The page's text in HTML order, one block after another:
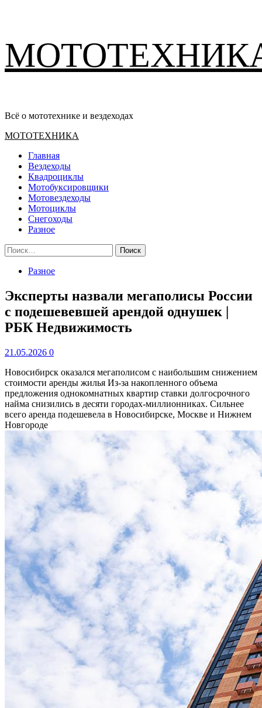
содержимому
Всё о мототехнике и вездеходах
Основное
МОТОТЕХНИКА
Главная
Вездеходы
Квадроциклы
Мотобуксировщики
Мотовездеходы
Мотоциклы
Снегоходы
Разное
Найти:
Разное
Эксперты назвали мегаполисы России
с подешевевшей арендой однушек |
РБК Недвижимость
21.05.2026 0
Новосибирск оказался мегаполисом с наибольшим снижением
стоимости аренды жилья Из-за накопленного объема
предложения однокомнатных квартир ставки долгосрочного
найма снизились в десяти городах-миллионниках. Сильнее
всего аренда подешевела в Новосибирске, Москве и Нижнем
Новгороде